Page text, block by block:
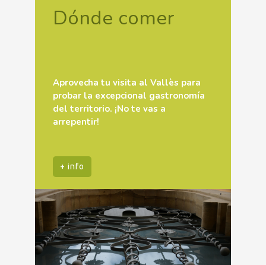
Dónde comer
Aprovecha tu visita al Vallès para
probar la excepcional gastronomía
del territorio. ¡No te vas a
arrepentir!
+ info